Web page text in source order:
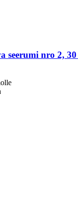
seerumi nro 2,